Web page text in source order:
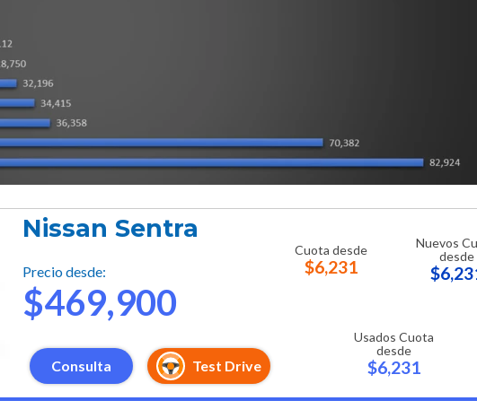
Nissan Sentra
Precio desde:
$469,900
Consulta Test Drive
Cuota desde
$6,231
Nuevos
desde
Usados Cuota
desde
$6,231